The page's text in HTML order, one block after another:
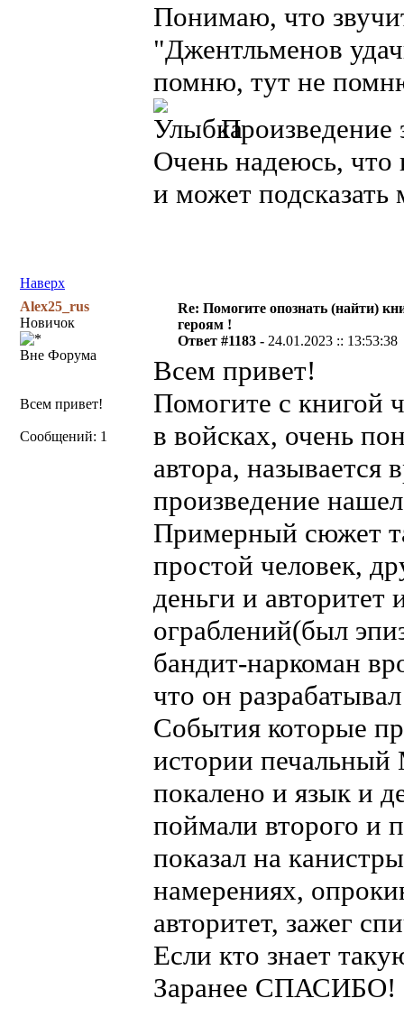
Понимаю, что
"Джентльменов
помню, тут не
Произведение
Очень надеюсь, что
и может
Наверх
Alex25_rus
Новичок
Вне Форума
Всем привет!
Сообщений: 1
Re: Помогите опознать (найти)
героям !
Ответ #1183 - 24.01.2023 :: 13:53:38
Всем привет!
Помогите с книгой
в войсках, очень
автора,
произведение
Примерный сюжет
простой человек,
деньги и авторитет
ограблений(был
бандит-наркоман
что он
События которые
истории печальный
покалено и язык и
поймали второго и
показал на
намерениях,
авторитет, зажег
Если кто знает
Заранее СПАСИБО!